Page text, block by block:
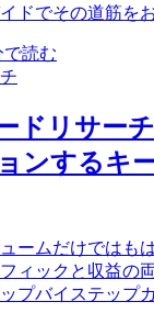
ドでその道筋を
で読む
ドリサー
ンするキ
ームだけではも
ィックと収益の
プバイステップ